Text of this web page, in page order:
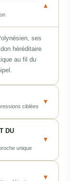
▼
ses
héréditaire
au fil du
ciblées
▼
DU
unique
▼
▼